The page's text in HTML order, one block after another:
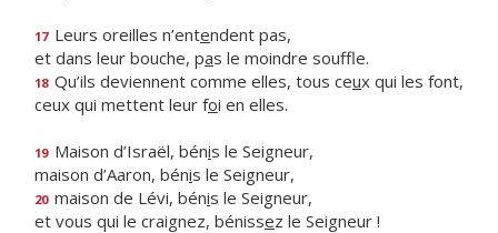
17 Leurs oreilles n’entendent pas,
et dans leur bouche, pas le moindre souffle.
18 Qu’ils deviennent comme elles, tous ceux qui les font,
ceux qui mettent leur foi en elles.
19 Maison d’Israël, bénis le Seigneur,
maison d’Aaron, bénis le Seigneur,
20 maison de Lévi, bénis le Seigneur,
et vous qui le craignez, bénissez le Seigneur !